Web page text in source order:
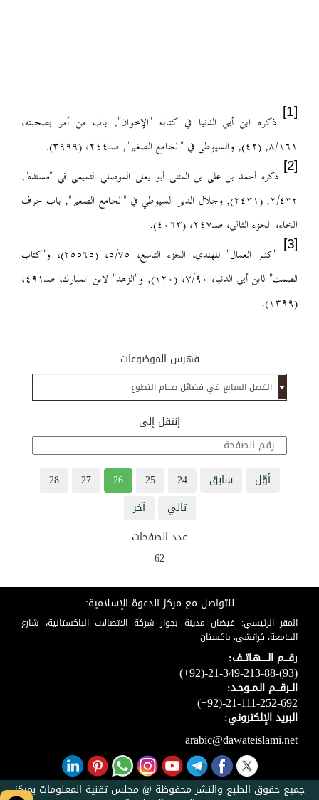
[1]
ذكره ابن أبي الدنيا في كتابه "الإخوان", باب من أمر بصحبته،
٨/١٦١, (٤٢), والسيوطي في "الجامع الصغير", صـ٢٤٤، (٣٩٩٩).
[2]
ذكره أحمد بن علي بن المثنى أبو يعلى الموصلي التميمي في "مسنده",
٢/٤٣٢,
(٢٤٣١), وجلال الدين السيوطي في "الجامع الصغير", باب حرف
الخاء، الجزء الثاني، صـ٢٤٧، (٤٠٦٣).
[3]
"كنـز العمال" للهندي، الجزء التاسع، ٥/٧٥، (٢٥٥٦٥)، و"كتاب
الصمت" لابن
أبي الدنيا، ٧/٩٠، (١٢٠), و"الزهد" لابن المبارك، صـ٤٩١،
(١٣٩٩).
فهرس الموضوعات
إنتقل إلى
أوّل سابق 24
25
26
27
28
تالي
آخر
عدد الصفحات
62
للتواصل مع مركز الدعوة الإسلامية:
المقر الرئيسي: فيضان مدينة بجوار شركة الاتصالات الباكستانية، شارع
الجامعة، كراتشي، باكستان
رقـــم الـــــهـاتــف:
(+92)-21-349-213-88-(93)
الــرقـــم الـمــوحـد:
(+92)-21-111-252-692
البريد الإلكتروني:
arabic@dawateislami.net
جميع حقوق الطبع والنشر محفوظة @ مجلس تقنية المعلومات بمركز